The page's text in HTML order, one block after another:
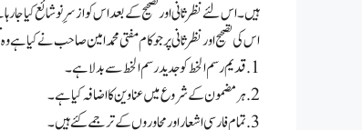
ہیں۔ اس لئے نظرثانی اور تصحیح کے بعد اس کو ازسرِ نو شائع کیا
اس کی تصحیح اور نظرثانی پر جو کام مفتی محمد امین صاحب نے
1. قدیم رسم الخط کو جدید رسم الخط سے بدلا ہے۔
2. ہر مضمون کے شروع میں عناوین کا اضافہ کیا ہے۔
3. تمام فارسی اشعار اور محاوروں کے ترجمے کئے ہیں۔